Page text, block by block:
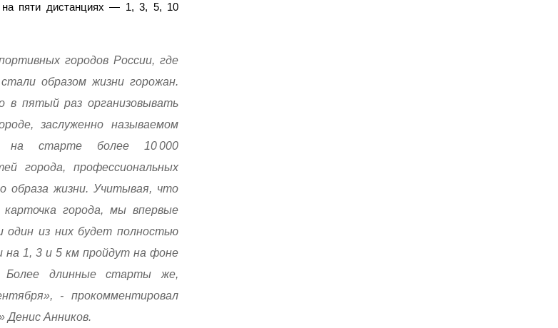
на пяти дистанциях — 1, 3, 5, 10
городов России, где
образом жизни горожан.
в пятый раз организовывать
заслуженно называемом
на старте более 10 000
города, профессиональных
образа жизни. Учитывая, что
города, мы впервые
один из них будет полностью
1, 3 и 5 км пройдут на фоне
Более длинные старты же,
-
прокомментировал
Денис Анников.